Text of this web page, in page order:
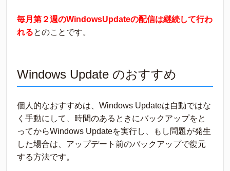
毎月第２週のWindowsUpdateの配信は継続して行わ
れるとのことです。
Windows Update のおすすめ
個人的なおすすめは、Windows Updateは自動ではな
く手動にして、時間のあるときにバックアップをと
ってからWindows Updateを実行し、もし問題が発生
した場合は、アップデート前のバックアップで復元
する方法です。